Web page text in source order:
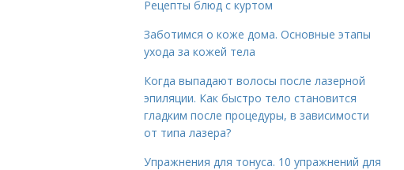
Рецепты блюд с куртом
Заботимся о коже дома. Основные этапы
ухода за кожей тела
Когда выпадают волосы после лазерной
эпиляции. Как быстро тело становится
гладким после процедуры, в зависимости
от типа лазера?
Упражнения для тонуса. 10 упражнений для